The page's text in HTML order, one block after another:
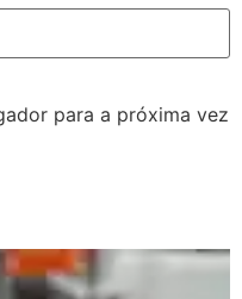
para a próxima vez